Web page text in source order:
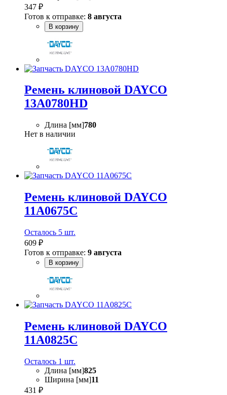
347 ₽
Готов к отправке: 8 августа
В корзину
Ремень клиновой DAYCO
13A0780HD
Длина [мм]780
Нет в наличии
Ремень клиновой DAYCO
11A0675C
Осталось 5 шт.
609 ₽
Готов к отправке: 9 августа
В корзину
Ремень клиновой DAYCO
11A0825C
Осталось 1 шт.
Длина [мм]825
Ширина [мм]11
431 ₽